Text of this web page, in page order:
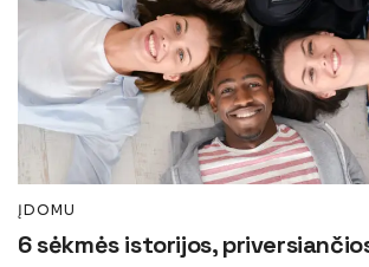
ĮDOMU
6 sėkmės istorijos,